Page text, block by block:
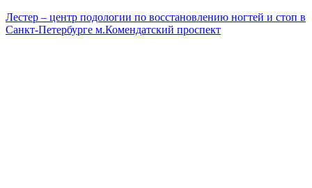
Лестер – центр подологии по восстановлению ногтей и стоп в
Санкт-Петербурге м.Комендатский проспект